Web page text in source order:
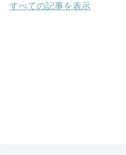
すべての記事を表示